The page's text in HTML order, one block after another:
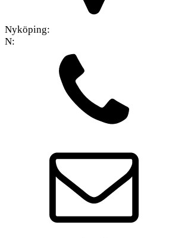
Nyköping:
N: